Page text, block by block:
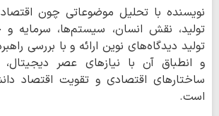
نویسنده با تحلیل موضوعاتی چون
تولید، نقش انسان، سیستم‌ها، سرمایه
تولید دیدگاه‌های نوین ارائه و با بررسی
و انطباق آن با نیازهای عصر
ساختارهای اقتصادی و تقویت اقتصاد
است.